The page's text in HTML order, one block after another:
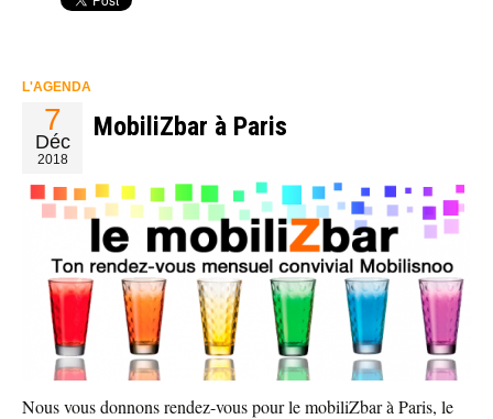
L'AGENDA
7
Déc
2018
MobiliZbar à Paris
Nous vous donnons rendez-vous pour le mobiliZbar à Paris, le